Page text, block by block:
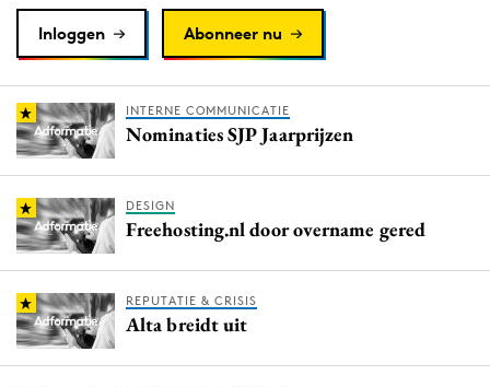
Purpose Marketing
Reputatie & crisis
Inloggen Abonneer nu
INTERNE COMMUNICATIE
Nominaties SJP Jaarprijzen
DESIGN
Freehosting.nl door overname gered
REPUTATIE & CRISIS
Alta breidt uit